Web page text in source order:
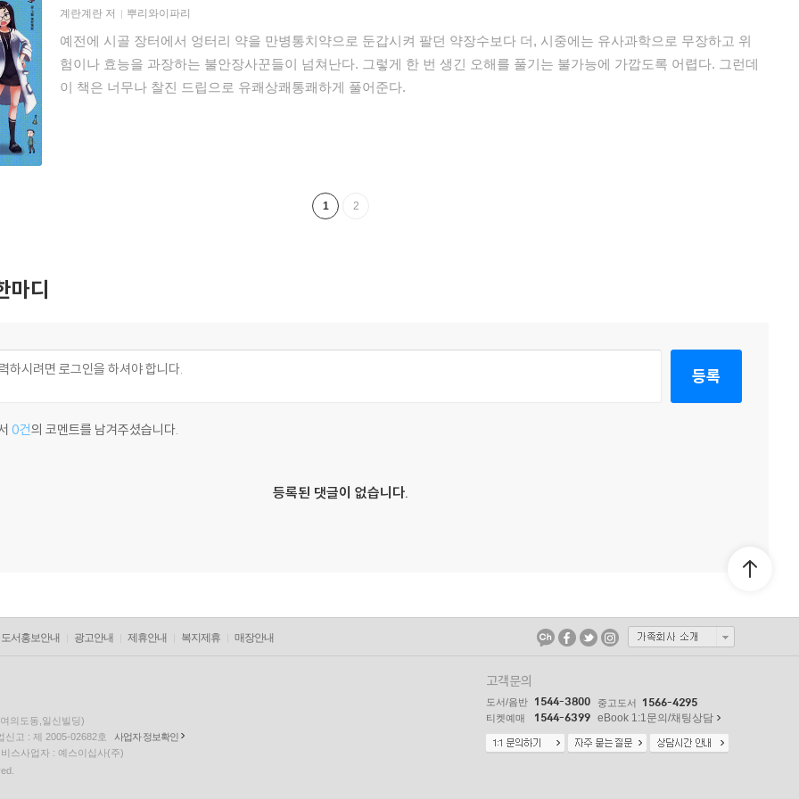
계란계란 저 뿌리와이파리
예전에 시골 장터에서 엉터리 약을 만병통치약으로 둔갑시켜 팔던 약장수보다 더, 시중에는 유사과학으로 무장하고 위
험이나 효능을 과장하는 불안장사꾼들이 넘쳐난다. 그렇게 한 번 생긴 오해를 풀기는 불가능에 가깝도록 어렵다. 그런데
이 책은 너무나 찰진 드립으로 유쾌상쾌통쾌하게 풀어준다.
1 2
마디
등록
0건의 코멘트를 남겨주셨습니다.
등록된 댓글이 없습니다.
도서홍보안내 광고안내 제휴안내 복지제휴 매장안내
의도동,일신빌딩)
고 : 제 2005-02682호
사업자 정보확인
스사업자 : 예스이십사(주)
고객문의
도서/음반 1544-3800 중고도서 1566-4295
티켓예매 1544-6399 eBook 1:1문의/채팅상담